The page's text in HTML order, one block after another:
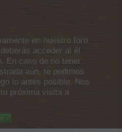
en nuestro foro
acceder al él
En caso de no tener
aún, te pedimos
lo antes posible. Nos
próxima visita a
>